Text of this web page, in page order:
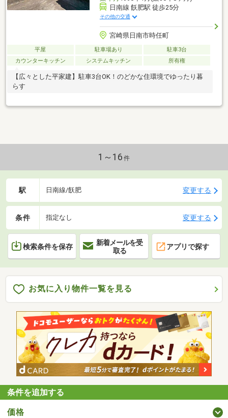
日南線 飫肥駅 徒歩25分
その他の交通
宮崎県日南市時任町
平屋 駐車場あり
駐車3台
カウンターキッチン
システムキッチン 所有権
【広々とした平家建】駐車3台OK！のどかな住環境でゆったり暮
らす
1～16 件
駅 日南線/飫肥 変更する
条件 指定なし 変更する
検索条件を保存
新着メールを受
取る
アプリで探す
お気に入り物件一覧を見る
条件を追加する
価格